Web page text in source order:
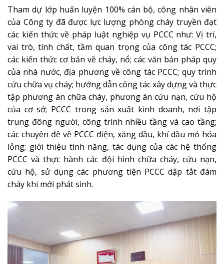
Tham dự lớp huấn luyện 100% cán bộ, công nhân viên
của Công ty đã được lực lượng phòng cháy truyền đạt
các kiến thức về pháp luật nghiệp vụ PCCC như: Vị trí,
vai trò, tính chất, tầm quan trọng của công tác PCCC;
các kiến thức cơ bản về cháy, nổ; các văn bản pháp quy
của nhà nước, địa phương về công tác PCCC; quy trình
cứu chữa vụ cháy; hướng dẫn công tác xây dựng và thực
tập phương án chữa cháy, phương án cứu nạn, cứu hộ
của cơ sở; PCCC trong sản xuất kinh doanh, nơi tập
trung đông người, công trình nhiều tầng và cao tầng;
các chuyên đề về PCCC điện, xăng dầu, khí dầu mỏ hóa
lỏng; giới thiệu tính năng, tác dụng của các hệ thống
PCCC và thực hành các đội hình chữa cháy, cứu nạn,
cứu hộ, sử dụng các phương tiện PCCC dập tắt đám
cháy khi mới phát sinh.